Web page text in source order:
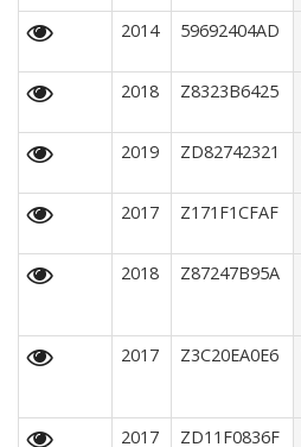
2014
59692404AD
2018
Z8323B6425
2019
ZD82742321
2017
Z171F1CFAF
2018
Z87247B95A
2017
Z3C20EA0E6
2017
ZD11F0836F